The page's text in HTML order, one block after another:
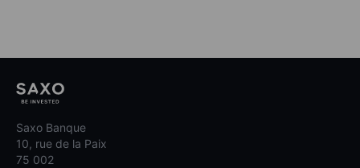
Saxo Banque
10, rue de la Paix
75 002